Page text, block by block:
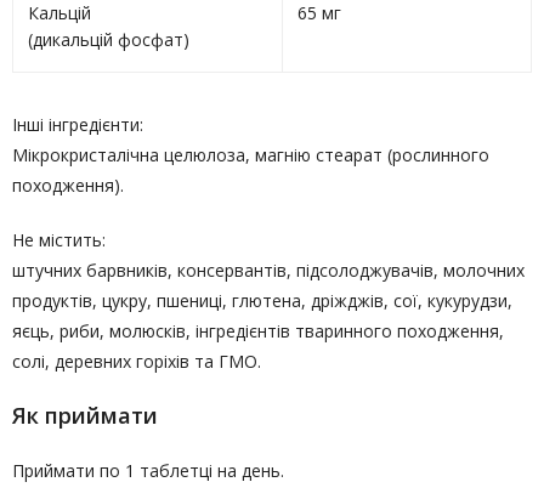
Кальцій
(дикальцій фосфат)
65 мг
Інші інгредієнти:
Мікрокристалічна целюлоза, магнію стеарат (рослинного
походження).
Не містить:
штучних барвників, консервантів, підсолоджувачів, молочних
продуктів, цукру, пшениці, глютена, дріжджів, сої, кукурудзи,
яєць, риби, молюсків, інгредієнтів тваринного походження,
солі, деревних горіхів та ГМО.
Як приймати
Приймати по 1 таблетці на день.